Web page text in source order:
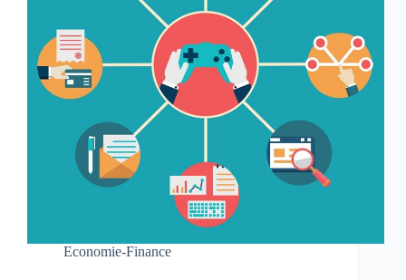
Economie-Finance